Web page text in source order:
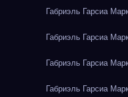
Габриэль Гарсиа
Габриэль Гарсиа
Габриэль Гарсиа
Габриэль Гарсиа